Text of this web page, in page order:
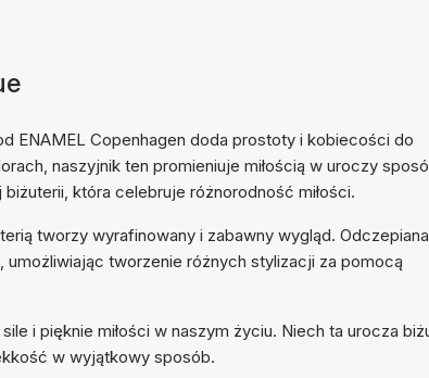
Przedmiot został dodany
do koszyka
ENAMEL Copenhagen doda prostoty i kobiecości do
naszyjnik ten promieniuje miłością w uroczy
która celebruje różnorodność miłości.
tworzy wyrafinowany i zabawny wygląd. Odczepiana
tworzenie różnych stylizacji za pomocą
i pięknie miłości w naszym życiu. Niech ta urocza
w wyjątkowy sposób.